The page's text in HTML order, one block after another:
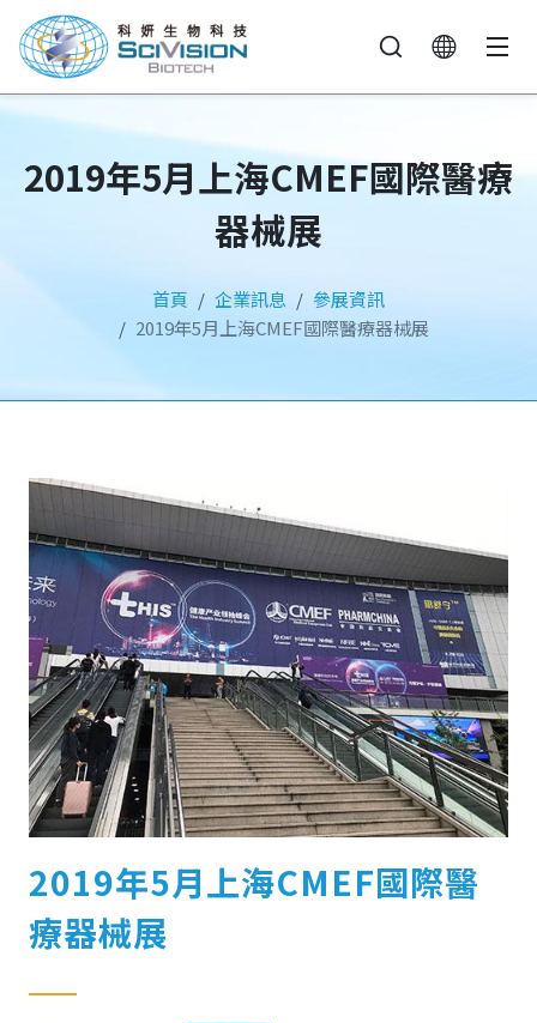
2019年5月上海CMEF國際醫療
器械展
首頁 企業訊息
參展資訊
2019年5月上海CMEF國際醫療器械展
2019年5月上海CMEF國際醫
療器械展